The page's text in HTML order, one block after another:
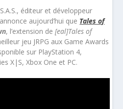
éditeur et développeur
aujourd’hui que Tales of
, l’extension de[eal]Tales of
jeu JRPG aux Game Awards
sur PlayStation 4,
X|S, Xbox One et PC.